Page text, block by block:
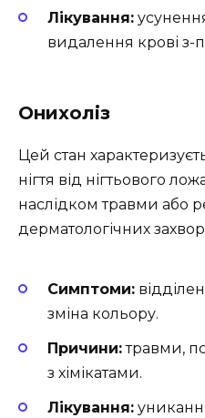
Лікування:
видалення крові з-
Онихоліз
Цей стан
нігтя від нігтьового
наслідком травми або
дерматологічних
Симптоми:
зміна кольору.
Причини:травми,
з хімікатами.
Лікування: